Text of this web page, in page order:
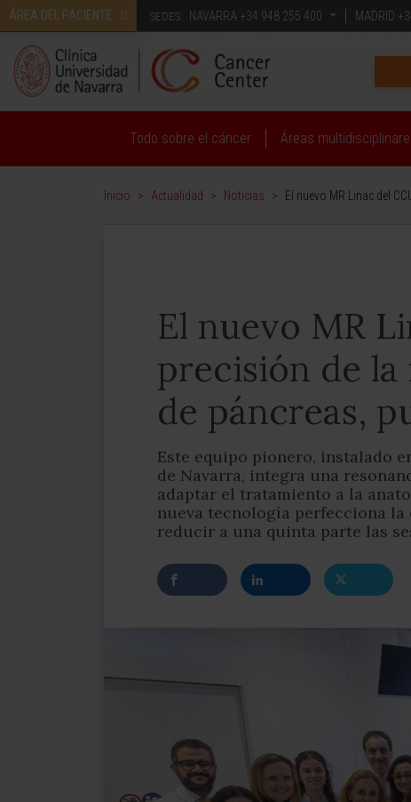
ÁREA DEL PACIENTE SEDES: NAVARRA +34 948 255 400 MADRID
Todo sobre el cáncer Áreas
Inicio > Actualidad > Noticias > El nuevo MR Linac del
El nuevo MR
precisión de
de páncreas,
Este equipo pionero, instalado
de Navarra, integra una
adaptar el tratamiento a la
nueva tecnología perfecciona
reducir a una quinta parte las